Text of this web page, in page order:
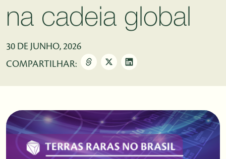
na cadeia global
30 DE JUNHO, 2026
COMPARTILHAR: